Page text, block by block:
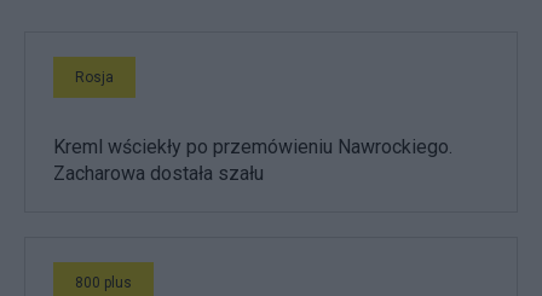
Rosja
Kreml wściekły po przemówieniu Nawrockiego.
Zacharowa dostała szału
800 plus